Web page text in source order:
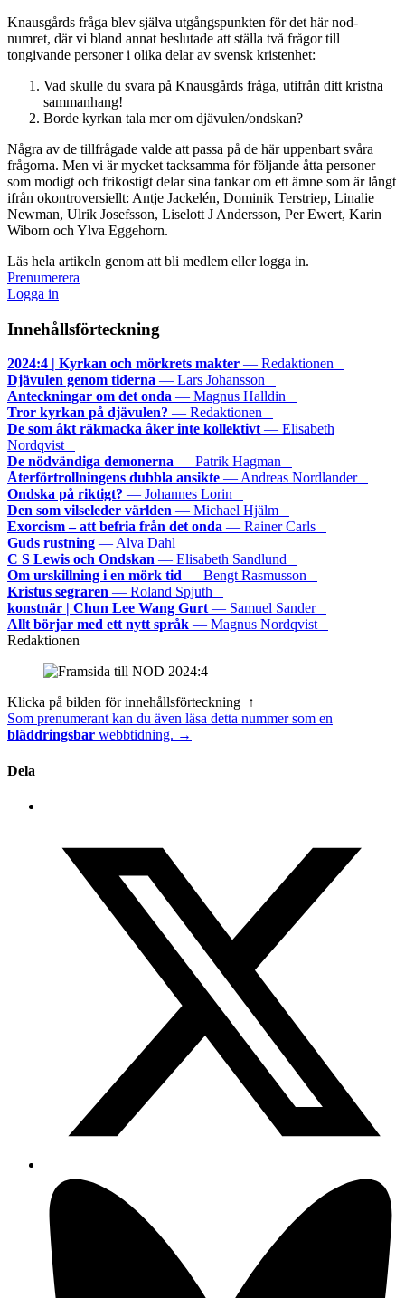
Knausgårds fråga blev själva utgångspunkten för det här nod-
numret, där vi bland annat beslutade att ställa två frågor till
tongivande personer i olika delar av svensk kristenhet:
Vad skulle du svara på Knausgårds fråga, utifrån ditt kristna
sammanhang!
Borde kyrkan tala mer om djävulen/ondskan?
Några av de tillfrågade valde att passa på de här uppenbart svåra
frågorna. Men vi är mycket tacksamma för följande åtta personer
som modigt och frikostigt delar sina tankar om ett ämne som är långt
ifrån okontroversiellt: Antje Jackelén, Dominik Terstriep, Linalie
Newman, Ulrik Josefsson, Liselott J Andersson, Per Ewert, Karin
Wiborn och Ylva Eggehorn.
Läs hela artikeln genom att bli medlem eller logga in.
Prenumerera
Logga in
Innehållsförteckning
2024:4 | Kyrkan och mörkrets makter — Redaktionen
Djävulen genom tiderna — Lars Johansson
Anteckningar om det onda — Magnus Halldin
Tror kyrkan på djävulen? — Redaktionen
De som åkt räkmacka åker inte kollektivt — Elisabeth
Nordqvist
De nödvändiga demonerna — Patrik Hagman
Återförtrollningens dubbla ansikte — Andreas Nordlander
Ondska på riktigt? — Johannes Lorin
Den som vilseleder världen — Michael Hjälm
Exorcism – att befria från det onda — Rainer Carls
Guds rustning — Alva Dahl
C S Lewis och Ondskan — Elisabeth Sandlund
Om urskillning i en mörk tid — Bengt Rasmusson
Kristus segraren — Roland Spjuth
konstnär | Chun Lee Wang Gurt — Samuel Sander
Allt börjar med ett nytt språk — Magnus Nordqvist
Redaktionen
Klicka på bilden för innehållsförteckning ↑
Som prenumerant kan du även läsa detta nummer som en
bläddringsbar webbtidning. →
Dela